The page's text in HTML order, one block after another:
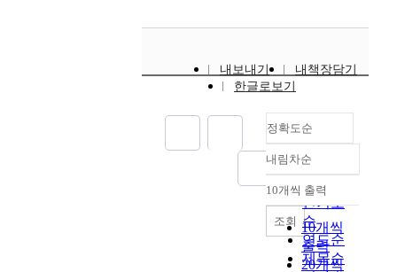
내보내기
내책장담기
한글로보기
정확도순
정확도
순
인기도
순
연도순
제목순
내림차순
내림차순
10개씩 출력
10개씩
출력
20개씩
조회